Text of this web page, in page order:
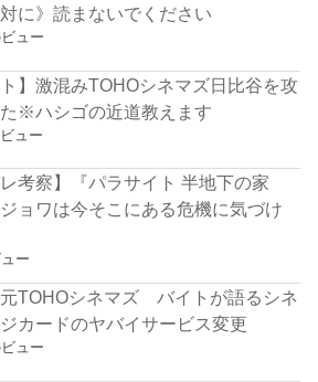
に》読まないでください
ュー
ト】激混みTOHOシネマズ日比谷を攻
※ハシゴの近道教えます
ュー
レ考察】『パラサイト 半地下の家
ョワは今そこにある危機に気づけ
ー
元TOHOシネマズ バイトが語るシネ
カードのヤバイサービス変更
ュー